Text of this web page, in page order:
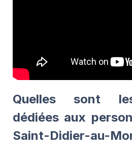
Quelles sont
dédiées aux
Saint-Didier-au-